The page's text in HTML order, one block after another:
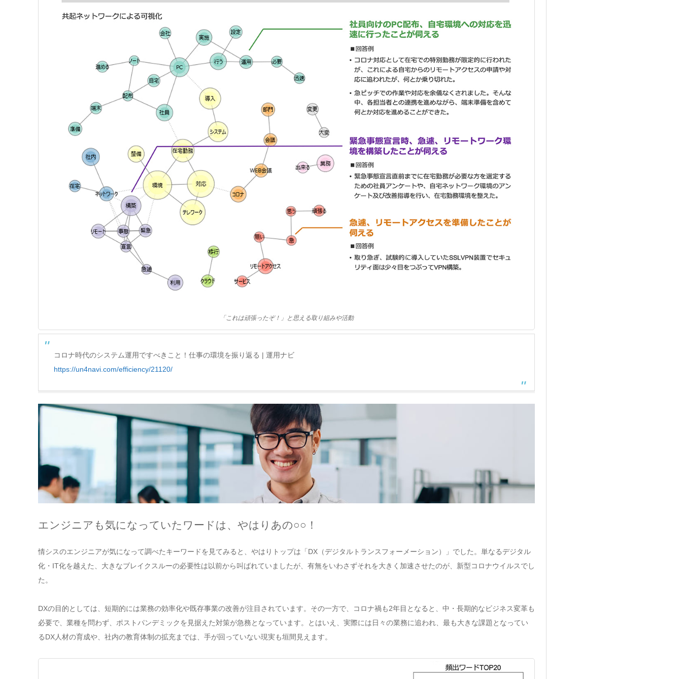
「これは頑張ったぞ！」と思える取り組みや活動
コロナ時代のシステム運用ですべきこと！仕事の環境を振り返る | 運用ナビ
https://un4navi.com/efficiency/21120/
エンジニアも気になっていたワードは、やはりあの○○！
情シスのエンジニアが気になって調べたキーワードを見てみると、やはりトップは「DX（デジタルトランスフォーメーション）」でした。単なるデジタル
化・IT化を越えた、大きなブレイクスルーの必要性は以前から叫ばれていましたが、有無をいわさずそれを大きく加速させたのが、新型コロナウイルスでし
た。
DXの目的としては、短期的には業務の効率化や既存事業の改善が注目されています。その一方で、コロナ禍も2年目となると、中・長期的なビジネス変革も
必要で、業種を問わず、ポストパンデミックを見据えた対策が急務となっています。とはいえ、実際には日々の業務に追われ、最も大きな課題となってい
るDX人材の育成や、社内の教育体制の拡充までは、手が回っていない現実も垣間見えます。